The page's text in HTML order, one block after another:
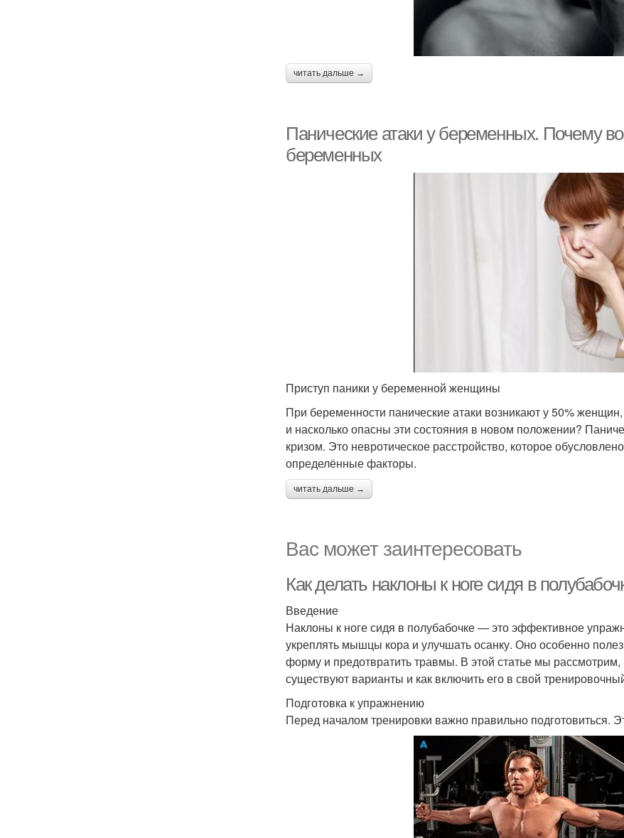
читать дальше →
Панические атаки у беременных. Почему
беременных
Приступ паники у беременной женщины
При беременности панические атаки возникают у 50%
и насколько опасны эти состояния в новом положении?
кризом. Это невротическое расстройство, которое
определённые факторы.
читать дальше →
Вас может заинтересовать
Как делать наклоны к ноге сидя в
Введение
Наклоны к ноге сидя в полубабочке — это эффективное
укреплять мышцы кора и улучшать осанку. Оно особенно
форму и предотвратить травмы. В этой статье мы
существуют варианты и как включить его в свой
Подготовка к упражнению
Перед началом тренировки важно правильно подготовиться.